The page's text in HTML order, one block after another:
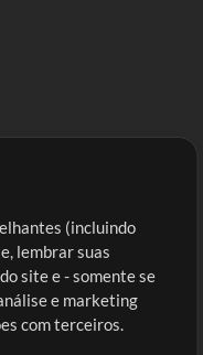
se
(incluindo
lembrar suas
site e - somente se
e marketing
com terceiros.